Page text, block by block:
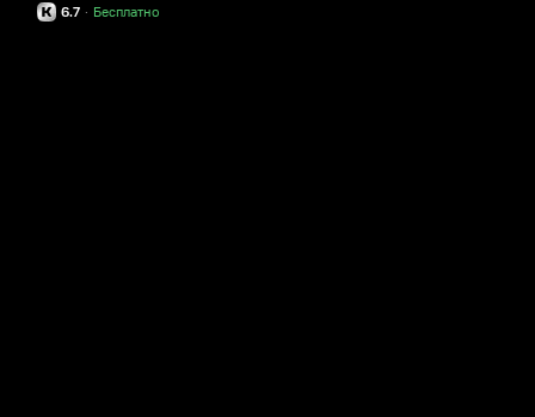
6.7 Бесплатно
·